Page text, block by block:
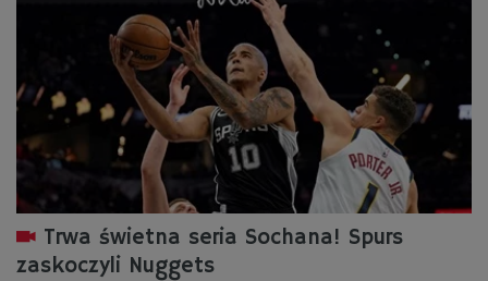
Trwa świetna seria Sochana! Spurs
zaskoczyli Nuggets